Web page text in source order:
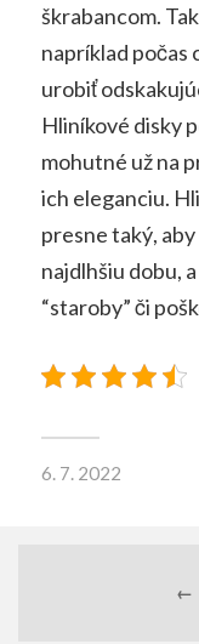
škrabancom.
napríklad počas
urobiť
Hliníkové disky
mohutné už na
ich eleganciu.
presne taký,
najdlhšiu dobu,
“staroby” či
6. 7. 2022
←